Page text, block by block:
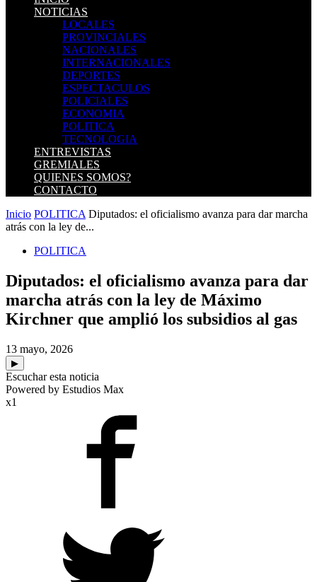
NOTICIAS
LOCALES
PROVINCIALES
NACIONALES
INTERNACIONALES
DEPORTES
ESPECTACULOS
POLICIALES
ECONOMIA
POLITICA
TECNOLOGIA
ENTREVISTAS
GREMIALES
QUIENES SOMOS?
CONTACTO
Inicio POLITICA Diputados: el oficialismo avanza para dar marcha
atrás con la ley de...
POLITICA
Diputados: el oficialismo avanza para dar
marcha atrás con la ley de Máximo
Kirchner que amplió los subsidios al gas
13 mayo, 2026
▶
Escuchar esta noticia
Powered by Estudios Max
x1